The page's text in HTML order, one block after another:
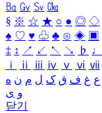
㏃ ㏉ ㏜ ㏆
§ ※ ☆ ★ ○ ● ◎ ◇
♠ ♡ ♥ ♧ ♣ ⊙ ◈ ▣
‡ ↕ ↗ ↙ ↖ ↘ ♭ ♩
ⅰ
ⅱ ⅲ ⅳ ⅴ ⅵ ⅶ
ع غ ف ق ک ل م ن ه
و ی
닫기